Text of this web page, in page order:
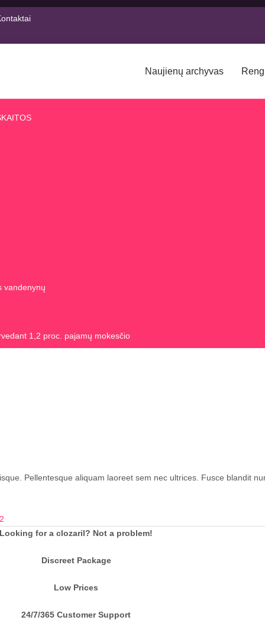
Naujienų archyvas
vandenynų
1,2 proc. pajamų mokesčio
Pellentesque aliquam laoreet sem nec ultrices. Fusce blandit
Looking for a clozaril? Not a problem!
Discreet Package
Low Prices
24/7/365 Customer Support